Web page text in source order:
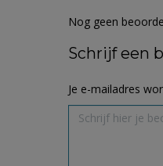
Nog geen
Schrijf een
Je e-mailadres